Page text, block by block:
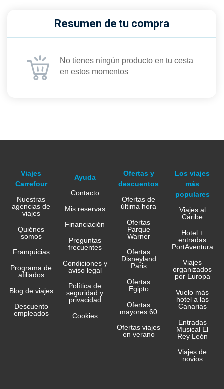
Resumen de tu compra
No tienes ningún producto en tu cesta
en estos momentos
Viajes
Carrefour
Nuestras
agencias de
viajes
Quiénes
somos
Franquicias
Programa de
afiliados
Blog de viajes
Descuento
empleados
Ayuda
Contacto
Mis reservas
Financiación
Preguntas
frecuentes
Condiciones y
aviso legal
Política de
seguridad y
privacidad
Cookies
Ofertas y
descuentos
Ofertas de
última hora
Ofertas
Parque
Warner
Ofertas
Disneyland
Paris
Ofertas
Egipto
Ofertas
mayores 60
Ofertas viajes
en verano
Los viajes
más
populares
Viajes al
Caribe
Hotel +
entradas
PortAventura
Viajes
organizados
por Europa
Vuelo más
hotel a las
Canarias
Entradas
Musical El
Rey León
Viajes de
novios